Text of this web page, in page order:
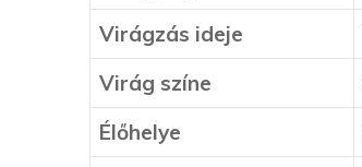
Virágzás ideje
Virág színe
Élőhelye